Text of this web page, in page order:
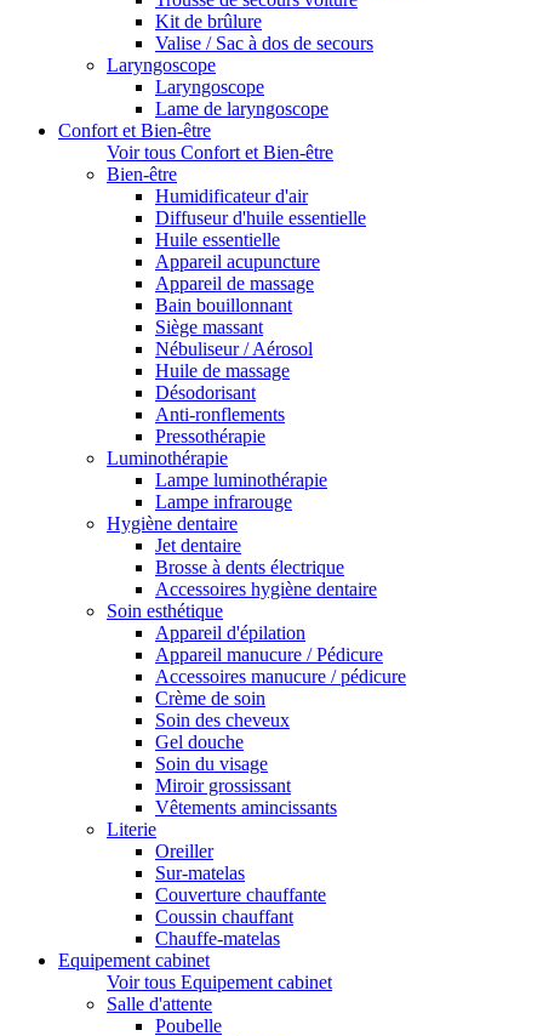
Kit de brûlure
Valise / Sac à dos de secours
Laryngoscope
Laryngoscope
Lame de laryngoscope
Confort et Bien-être
Voir tous Confort et Bien-être
Bien-être
Humidificateur d'air
Diffuseur d'huile essentielle
Huile essentielle
Appareil acupuncture
Appareil de massage
Bain bouillonnant
Siège massant
Nébuliseur / Aérosol
Huile de massage
Désodorisant
Anti-ronflements
Pressothérapie
Luminothérapie
Lampe luminothérapie
Lampe infrarouge
Hygiène dentaire
Jet dentaire
Brosse à dents électrique
Accessoires hygiène dentaire
Soin esthétique
Appareil d'épilation
Appareil manucure / Pédicure
Accessoires manucure / pédicure
Crème de soin
Soin des cheveux
Gel douche
Soin du visage
Miroir grossissant
Vêtements amincissants
Literie
Oreiller
Sur-matelas
Couverture chauffante
Coussin chauffant
Chauffe-matelas
Equipement cabinet
Voir tous Equipement cabinet
Salle d'attente
Poubelle